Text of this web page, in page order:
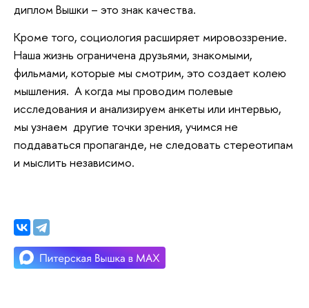
диплом Вышки – это знак качества.
Кроме того, социология расширяет мировоззрение.
Наша жизнь ограничена друзьями, знакомыми,
фильмами, которые мы смотрим, это создает колею
мышления. А когда мы проводим полевые
исследования и анализируем анкеты или интервью,
мы узнаем другие точки зрения, учимся не
поддаваться пропаганде, не следовать стереотипам
и мыслить независимо.